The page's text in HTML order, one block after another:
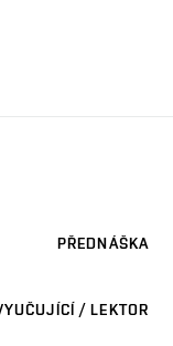
PŘEDNÁŠKA
/ LEKTOR